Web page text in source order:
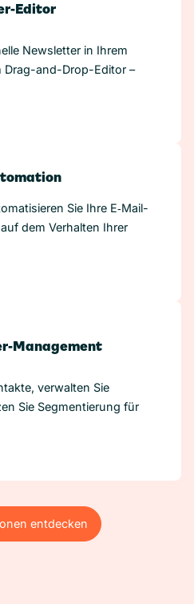
Editor
Newsletter in Ihrem
Drag-and-Drop-Editor –
Sie Ihre E‑Mail-
dem Verhalten Ihrer
Management
verwalten Sie
Sie Segmentierung für
entdecken
entdecken